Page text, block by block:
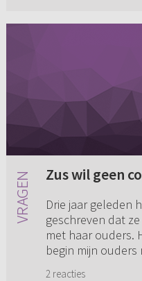
Zus wil geen
Drie jaar geleden
geschreven dat
met haar ouders.
begin mijn
2 reacties